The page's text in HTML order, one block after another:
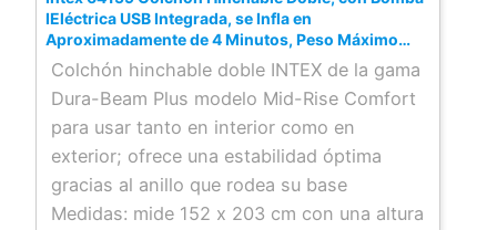
IEléctrica USB Integrada, se Infla en
Aproximadamente de 4 Minutos, Peso Máximo
272 kg, Material Flocado más PVC Laminado, 152 x
203 x 36 cm
Colchón hinchable doble INTEX de la gama
Dura-Beam Plus modelo Mid-Rise Comfort
para usar tanto en interior como en
exterior; ofrece una estabilidad óptima
gracias al anillo que rodea su base
Medidas: mide 152 x 203 cm con una altura